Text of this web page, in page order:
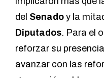
del Senado y la
Diputados. Para el
reforzar su
avanzar con las